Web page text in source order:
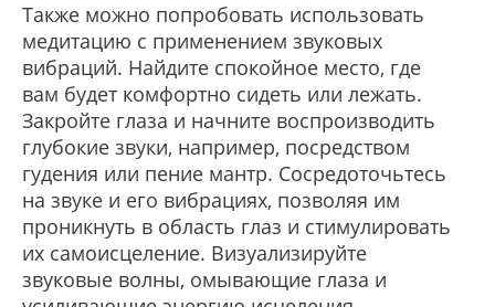
Также можно попробовать использовать
медитацию с применением звуковых
вибраций. Найдите спокойное место, где
вам будет комфортно сидеть или лежать.
Закройте глаза и начните воспроизводить
глубокие звуки, например, посредством
гудения или пение мантр. Сосредоточьтесь
на звуке и его вибрациях, позволяя им
проникнуть в область глаз и стимулировать
их самоисцеление. Визуализируйте
звуковые волны, омывающие глаза и